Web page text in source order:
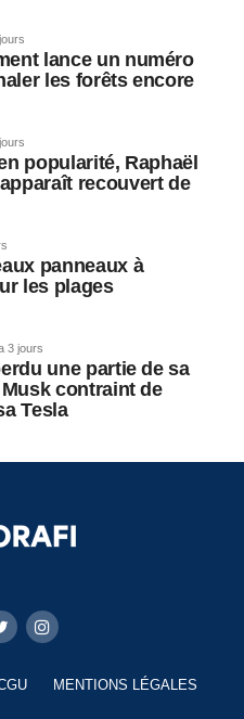
lance un numéro
les forêts encore
popularité, Raphaël
recouvert de
panneaux à
les plages
3 jours
une partie de sa
contraint de
Tesla
MENTIONS LÉGALES